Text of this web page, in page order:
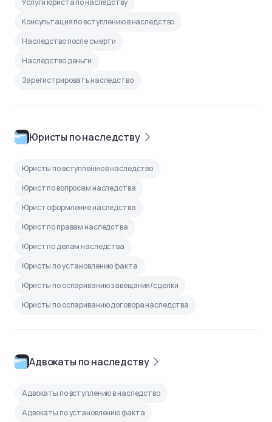
Консультация по вступлению в наследство
Наследство после смерти
Наследство деньги
Зарегистрировать наследство
Юристы по наследству
Юристы по вступлению в наследство
Юрист по вопросам наследства
Юрист оформление наследства
Юрист по правам наследства
Юрист по делам наследства
Юристы по установлению факта
Юристы по оспариванию завещания/сделки
Юристы по оспариванию договора наследства
Адвокаты по наследству
Адвокаты по вступлению в наследство
Адвокаты по установлению факта